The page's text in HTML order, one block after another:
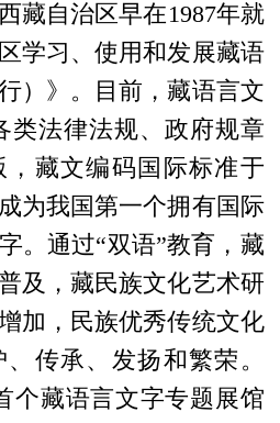
自治区早在1987年就
学习、使用和发展藏语
）》。目前，藏语言文
类法律法规、政府规章
藏文编码国际标准于
为我国第一个拥有国际
。通过“双语”教育，藏
及，藏民族文化艺术研
加，民族优秀传统文化
传承、发扬和繁荣。
个藏语言文字专题展馆